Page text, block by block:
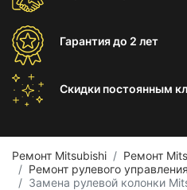
Гарантиядо 2 лет
Скидки постоянным
Ремонт Mitsubishi
Ремонт
Ремонт рулевого
Замена рулевой колонки